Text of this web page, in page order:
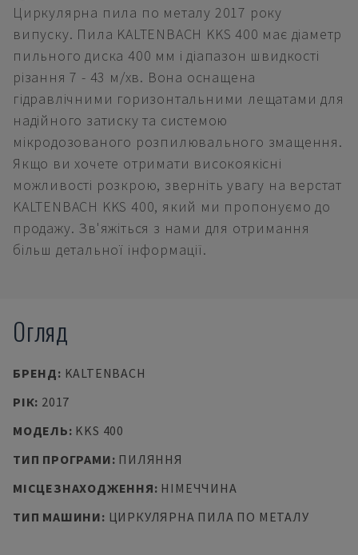
Циркулярна пила по металу 2017 року
випуску. Пила KALTENBACH KKS 400 має діаметр
пильного диска 400 мм і діапазон швидкості
різання 7 - 43 м/хв. Вона оснащена
гідравлічними горизонтальними лещатами для
надійного затиску та системою
мікродозованого розпилювального змащення.
Якщо ви хочете отримати високоякісні
можливості розкрою, зверніть увагу на верстат
KALTENBACH KKS 400, який ми пропонуємо до
продажу. Зв'яжіться з нами для отримання
більш детальної інформації.
Огляд
БРЕНД: KALTENBACH
РІК: 2017
МОДЕЛЬ: KKS 400
ТИП ПРОГРАМИ: ПИЛЯННЯ
МІСЦЕЗНАХОДЖЕННЯ: НІМЕЧЧИНА
ТИП МАШИНИ: ЦИРКУЛЯРНА ПИЛА ПО МЕТАЛУ